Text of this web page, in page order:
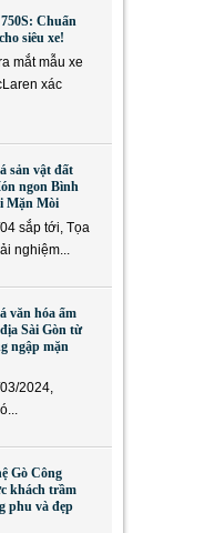
Chuẩn
siêu xe!
mắt mẫu xe
xác
sản vật đất
ngon Bình
Mặn Mòi
sắp tới, Tọa
nghiệm...
văn hóa ẩm
Sài Gòn từ
ngập mặn
2024,
Gò Công
khách trầm
phu và đẹp